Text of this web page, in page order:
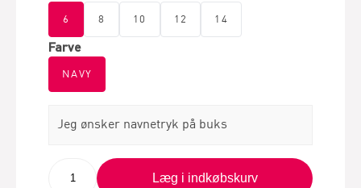
6 8 10 12 14
Farve
NAVY
Jeg ønsker navnetryk på buks
Læg i indkøbskurv